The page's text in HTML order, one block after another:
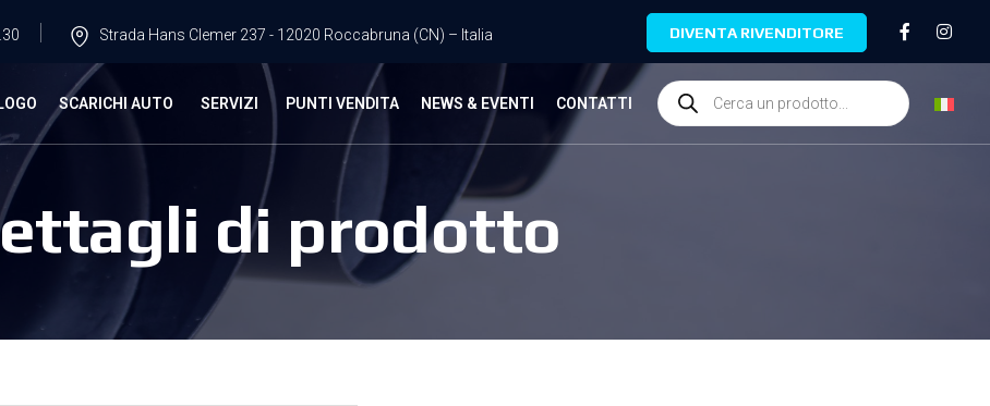
Strada Hans Clemer 237 - 12020 Roccabruna (CN) – Italia DIVENTA RIVENDITORE
SCARICHI AUTO SERVIZI PUNTI VENDITA NEWS & EVENTI CONTATTI
di prodotto